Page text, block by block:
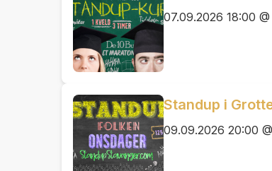
07.09.2026 18:00
Standup i
09.09.2026 20:00